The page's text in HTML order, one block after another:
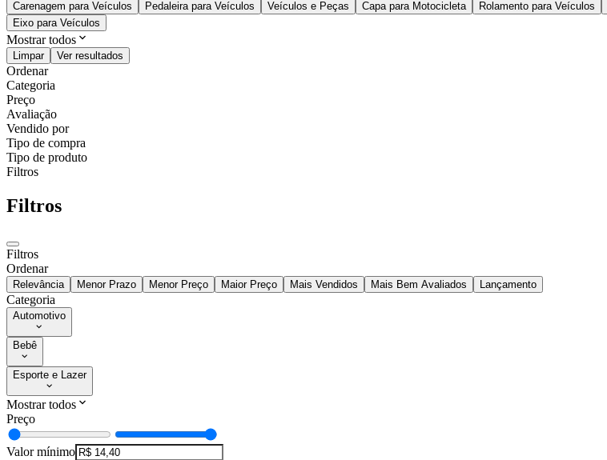
Carenagem para Veículos Pedaleira para Veículos Veículos e Peças Capa para Motocicleta Rolamento para Veículos
Eixo para Veículos
Mostrar todos
Limpar Ver resultados
Ordenar
Categoria
Preço
Avaliação
Vendido por
Tipo de compra
Tipo de produto
Filtros
Filtros
Filtros
Ordenar
Relevância Menor Prazo Menor Preço Maior Preço Mais Vendidos Mais Bem Avaliados Lançamento
Categoria
Automotivo
Bebê
Esporte e Lazer
Mostrar todos
Preço
Valor mínimo